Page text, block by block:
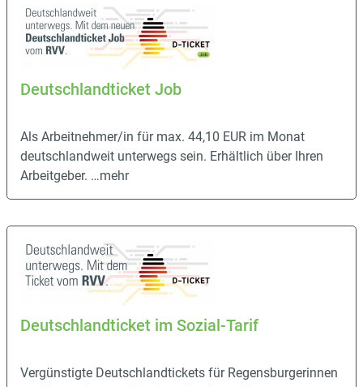
Deutschlandticket Job
Als Arbeitnehmer/in für max. 44,10 EUR im Monat
deutschlandweit unterwegs sein. Erhältlich über Ihren
Arbeitgeber. …mehr
Deutschlandticket im Sozial-Tarif
Vergünstigte Deutschlandtickets für Regensburgerinnen